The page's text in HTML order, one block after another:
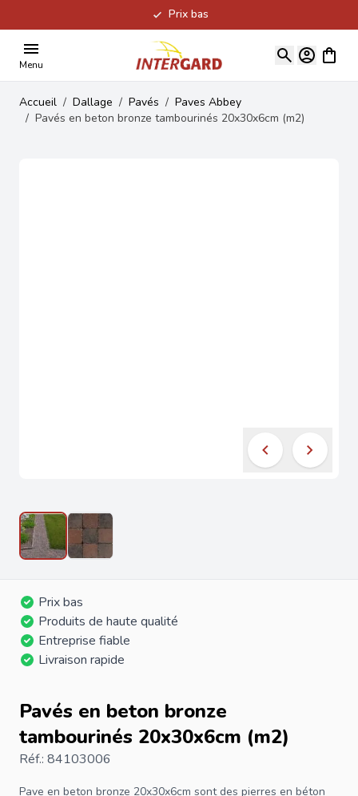
Prix bas
Menu
Voir
Accueil / Dallage / Pavés / Paves Abbey
/ Pavés en beton bronze tambourinés 20x30x6cm (m2)
Prix bas
Produits de haute qualité
Entreprise fiable
Livraison rapide
Pavés en beton bronze
tambourinés 20x30x6cm (m2)
Réf.: 84103006
Pave en beton bronze 20x30x6cm sont des pierres en béton